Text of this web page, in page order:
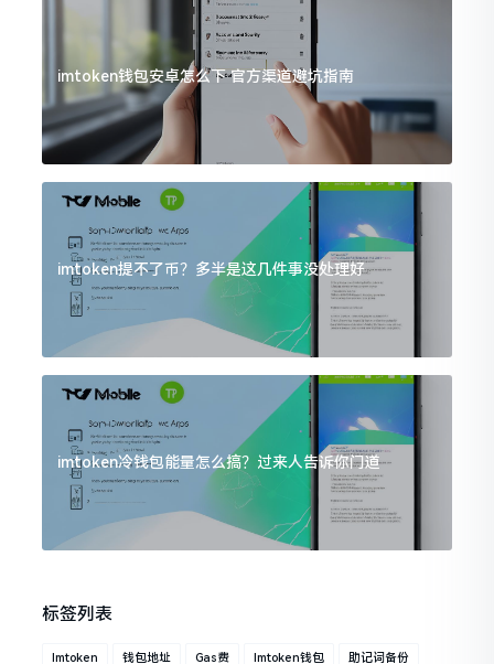
imtoken钱包安卓怎么下 官方渠道避坑指南
imtoken提不了币？多半是这几件事没处理好
imtoken冷钱包能量怎么搞？过来人告诉你门道
标签列表
Imtoken 钱包地址 Gas费 Imtoken钱包 助记词备份